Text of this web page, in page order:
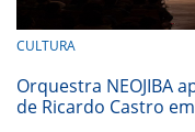
CULTURA
Orquestra NEOJIBA
de Ricardo Castro